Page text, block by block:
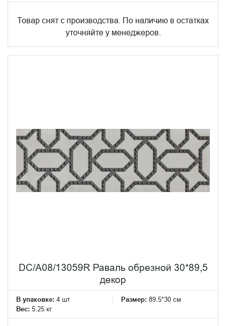
Товар снят с производства. По наличию в остатках
уточняйте у менеджеров.
DC/A08/13059R Раваль обрезной 30*89,5
декор
В упаковке: 4 шт Размер: 89.5*30 см
Вес: 5.25 кг